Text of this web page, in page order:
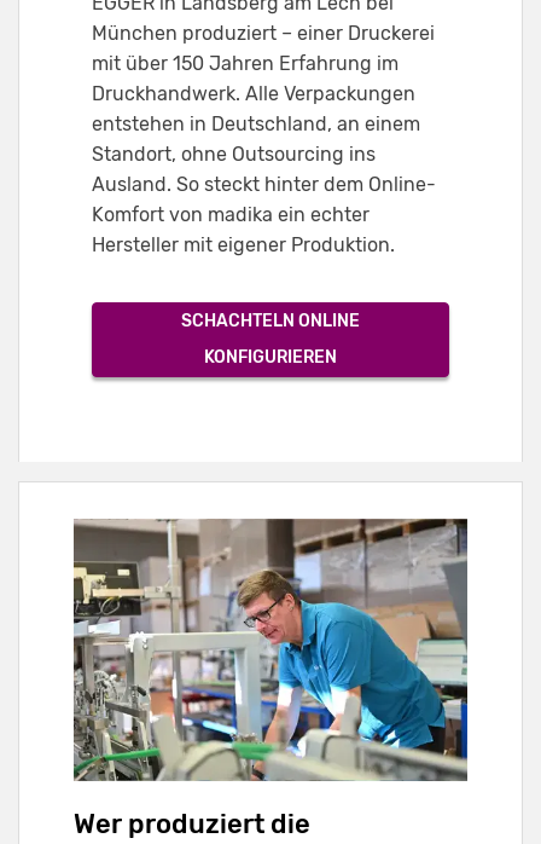
München produziert – einer Druckerei
mit über 150 Jahren Erfahrung im
Druckhandwerk. Alle Verpackungen
entstehen in Deutschland, an einem
Standort, ohne Outsourcing ins
Ausland. So steckt hinter dem Online-
Komfort von madika ein echter
Hersteller mit eigener Produktion.
SCHACHTELN ONLINE
KONFIGURIEREN
Wer produziert die